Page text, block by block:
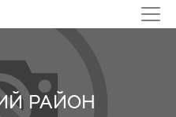
РАЙОН